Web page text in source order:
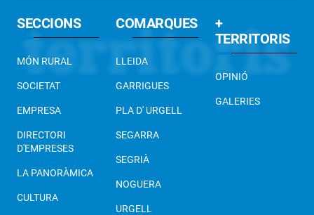
SECCIONS
MÓN RURAL
SOCIETAT
EMPRESA
DIRECTORI
D'EMPRESES
LA PANORÀMICA
CULTURA
COMARQUES
LLEIDA
GARRIGUES
PLA D' URGELL
SEGARRA
SEGRIÀ
NOGUERA
URGELL
+
TERRITORIS
OPINIÓ
GALERIES